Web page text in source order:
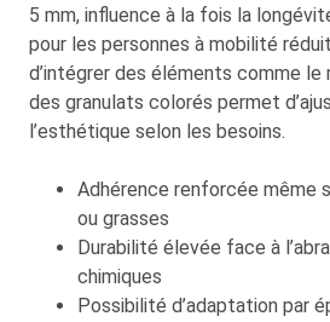
5 mm, influence à la fois la
pour les personnes à mobilité
d’intégrer des éléments comme le
des granulats colorés permet
l’esthétique selon les besoins.
Adhérence renforcée même
ou grasses
Durabilité élevée face à
chimiques
Possibilité d’adaptation par